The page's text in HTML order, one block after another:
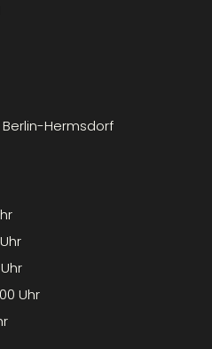
Berlin-Hermsdorf
Uhr